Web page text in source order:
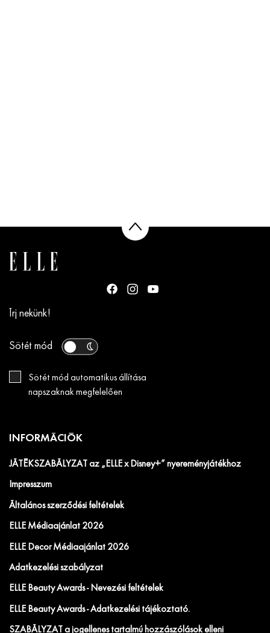
Írj nekünk!
Sötét mód
Sötét mód automatikus állítása
napszaknak megfelelően
INFORMÁCIÓK
JÁTÉKSZABÁLYZAT az „ELLE x Disney+” nyereményjátékhoz
Impresszum
Általános szerződési feltételek
ELLE Médiaajánlat 2026
ELLE Decor Médiaajánlat 2026
Adatkezelési szabályzat
ELLE Beauty Awards - Nevezési feltételek
ELLE Beauty Awards - Adatkezelési tájékoztató.
SZABÁLYZAT a jogellenes tartalmú hozzászólások elleni